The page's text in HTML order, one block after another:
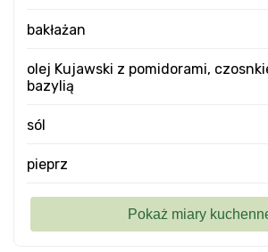
bakłażan
olej Kujawski z pomidorami,
bazylią
sól
pieprz